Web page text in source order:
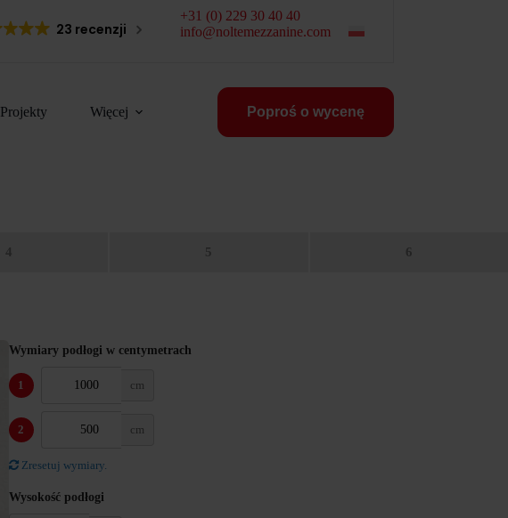
23 recenzji
+31 (0) 229 30 40 40
info@noltemezzanine.com
Projekty Więcej Poproś o wycenę
4 5 6
Wymiary podłogi w centymetrach
1 cm
2 cm
Zresetuj wymiary.
Wysokość podłogi